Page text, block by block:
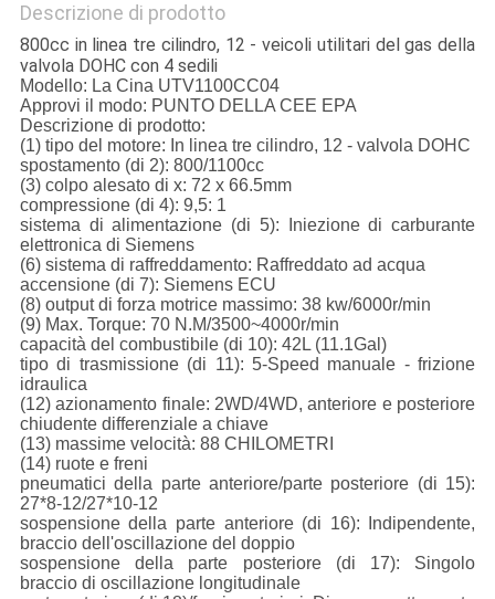
Descrizione di prodotto
800cc in linea tre cilindro, 12 - veicoli utilitari del gas della
valvola DOHC con 4 sedili
Modello: La Cina UTV1100CC04
Approvi il modo: PUNTO DELLA CEE EPA
Descrizione di prodotto:
(1) tipo del motore: In linea tre cilindro, 12 - valvola DOHC
spostamento (di 2): 800/1100cc
(3) colpo alesato di x: 72 x 66.5mm
compressione (di 4): 9,5: 1
sistema di alimentazione (di 5): Iniezione di carburante
elettronica di Siemens
(6) sistema di raffreddamento: Raffreddato ad acqua
accensione (di 7): Siemens ECU
(8) output di forza motrice massimo: 38 kw/6000r/min
(9) Max. Torque: 70 N.M/3500~4000r/min
capacità del combustibile (di 10): 42L (11.1Gal)
tipo di trasmissione (di 11): 5-Speed manuale - frizione
idraulica
(12) azionamento finale: 2WD/4WD, anteriore e posteriore
chiudente differenziale a chiave
(13) massime velocità: 88 CHILOMETRI
(14) ruote e freni
pneumatici della parte anteriore/parte posteriore (di 15):
27*8-12/27*10-12
sospensione della parte anteriore (di 16): Indipendente,
braccio dell'oscillazione del doppio
sospensione della parte posteriore (di 17): Singolo
braccio di oscillazione longitudinale